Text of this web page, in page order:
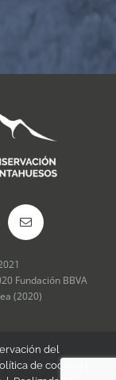
Fundación BBVA
(2020)
del
de cookies